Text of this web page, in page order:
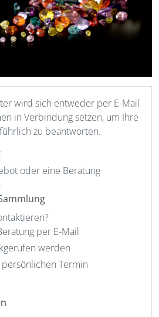
wird sich entweder per E-Mail
in Verbindung setzen, um Ihre
zu beantworten.
oder eine Beratung
per E-Mail
werden
Termin